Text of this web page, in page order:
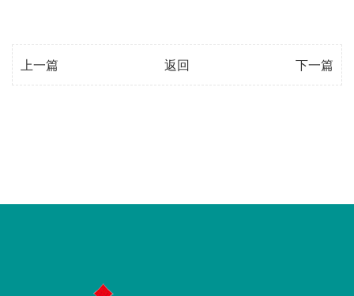
上一篇 返回 下一篇